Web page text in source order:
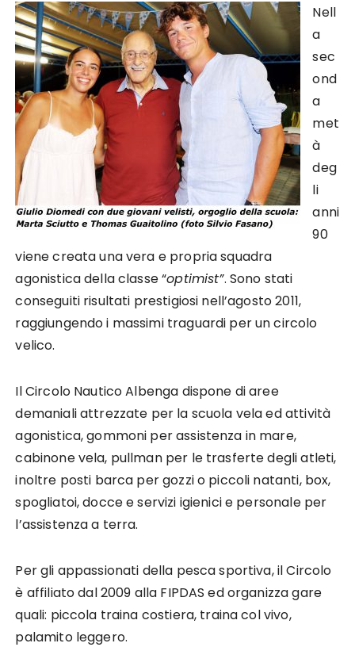
Nell
a
sec
ond
a
met
à
deg
li
anni
90
viene creata una vera e propria squadra
agonistica della classe “optimist”. Sono stati
conseguiti risultati prestigiosi nell’agosto 2011,
raggiungendo i massimi traguardi per un circolo
velico.
Il Circolo Nautico Albenga dispone di aree
demaniali attrezzate per la scuola vela ed attività
agonistica, gommoni per assistenza in mare,
cabinone vela, pullman per le trasferte degli atleti,
inoltre posti barca per gozzi o piccoli natanti, box,
spogliatoi, docce e servizi igienici e personale per
l’assistenza a terra.
Per gli appassionati della pesca sportiva, il Circolo
è affiliato dal 2009 alla FIPDAS ed organizza gare
quali: piccola traina costiera, traina col vivo,
palamito leggero.